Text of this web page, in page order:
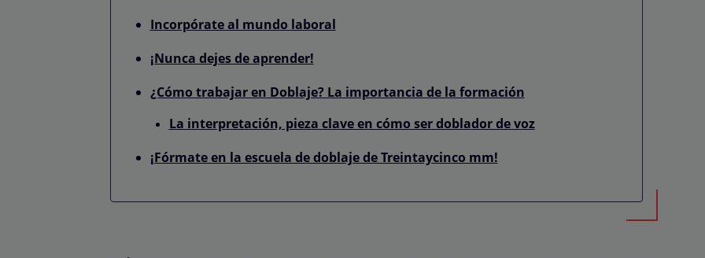
Incorpórate al mundo laboral
¡Nunca dejes de aprender!
¿Cómo trabajar en Doblaje? La importancia de la formación
La interpretación, pieza clave en cómo ser doblador de voz
¡Fórmate en la escuela de doblaje de Treintaycinco mm!